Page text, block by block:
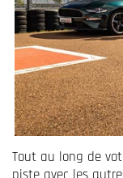
Tout au long de